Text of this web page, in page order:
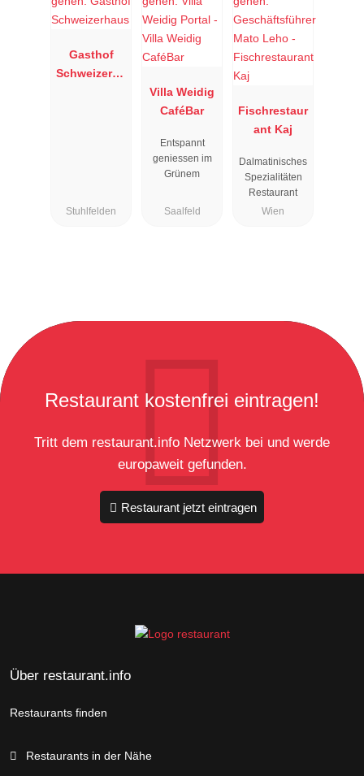
Gasthof
Schweizerha
Stuhlfelden
Villa Weidig
CaféBar
Entspannt
geniessen im
Grünem
Saalfeld
Fischrestaur
ant Kaj
Dalmatinisches
Spezialitäten
Restaurant
Wien
Restaurant kostenfrei eintragen!
Tritt dem restaurant.info Netzwerk bei und werde
europaweit gefunden.
Restaurant jetzt eintragen
Über restaurant.info
Restaurants finden
Restaurants in der Nähe